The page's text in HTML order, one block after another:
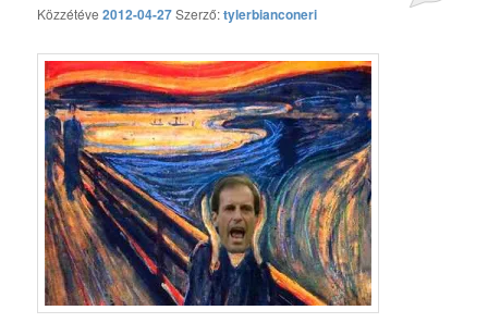
Közzétéve2012-04-27Szerző:tylerbianconeri